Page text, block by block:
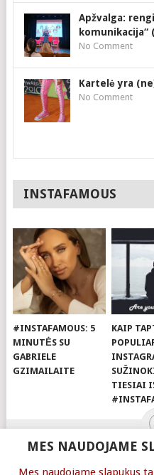
Apžvalga:
komunikacija“
No Comment
Kartelė yra
No Comment
INSTAFAMOUS
#INSTAFAMOUS: 5
MINUTĖS SU
GABRIELE
GZIMAILAITE
KAIP
TIESIAI
MES NAUDOJAME
Mes naudojame slapukus